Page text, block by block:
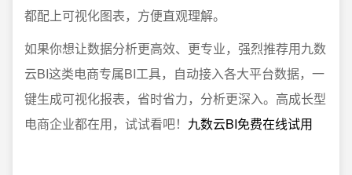
都配上可视化图表，方便直观理解。
如果你想让数据分析更高效、更专业，强烈推荐用九数
云BI这类电商专属BI工具，自动接入各大平台数据，一
键生成可视化报表，省时省力，分析更深入。高成长型
电商企业都在用，试试看吧！ 九数云BI免费在线试用